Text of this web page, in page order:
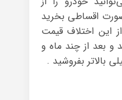
اقساطی بخرید
این اختلاف قیمت
و بعد از چند ماه و
بالاتر بفروشید .